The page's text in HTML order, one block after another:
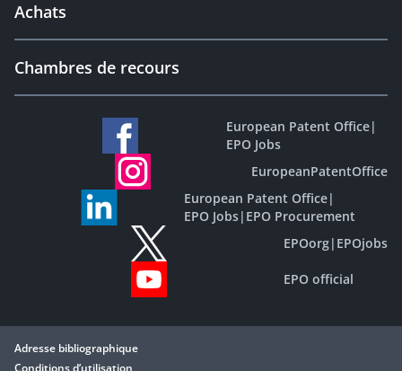
Achats
Chambres de recours
European Patent Office|
EPO Jobs
EuropeanPatentOffice
European Patent Office|
EPO Jobs| EPO Procurement
EPOorg| EPOjobs
EPO official
Adresse bibliographique
Conditions d’utilisation